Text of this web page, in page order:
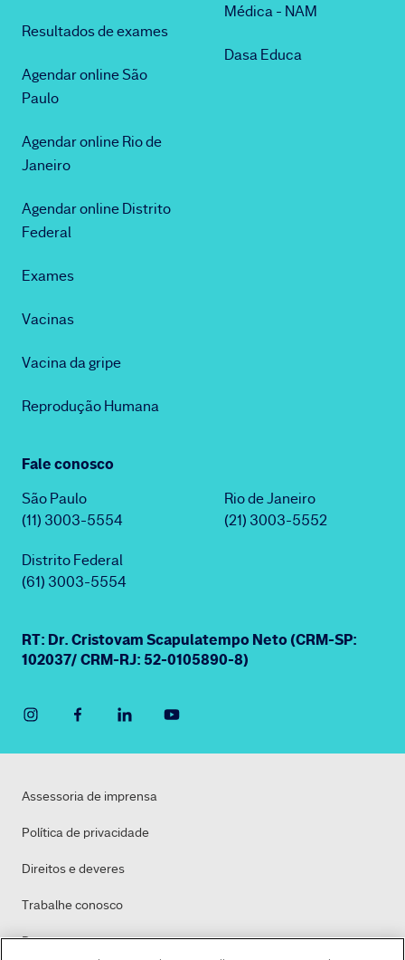
Resultados de exames
Agendar online São
Paulo
Agendar online Rio de
Janeiro
Agendar online Distrito
Federal
Exames
Vacinas
Vacina da gripe
Reprodução Humana
Médica - NAM
Dasa Educa
Fale conosco
São Paulo
(11) 3003-5554
Rio de Janeiro
(21) 3003-5552
Distrito Federal
(61) 3003-5554
RT: Dr. Cristovam Scapulatempo Neto (CRM-SP:
102037/ CRM-RJ: 52-0105890-8)
Assessoria de imprensa
Política de privacidade
Direitos e deveres
Trabalhe conosco
Dasa